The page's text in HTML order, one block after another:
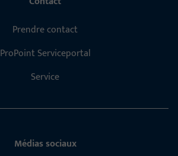
Prendre contact
ProPoint Serviceportal
Service
Médias sociaux